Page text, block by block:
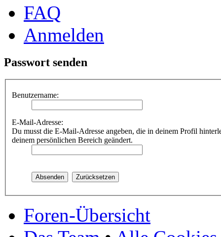
FAQ
Anmelden
Passwort senden
Benutzername:
E-Mail-Adresse:
Du musst die E-Mail-Adresse angeben, die in deinem Profil
deinem persönlichen Bereich geändert.
Foren-Übersicht